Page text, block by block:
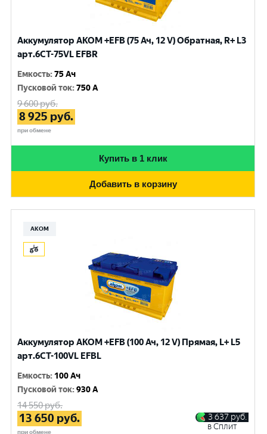
Аккумулятор AKOM +EFB (75 Ач, 12 V) Обратная, R+ L3
арт.6СТ-75VL EFBR
Емкость:75 Ач
Пусковой ток:750 A
9 600руб.
8 925 руб.
при обмене
Купить в 1 клик
Добавить в корзину
АКОМ
Аккумулятор AKOM +EFB (100 Ач, 12 V) Прямая, L+ L5
арт.6СТ-100VL EFBL
Емкость: 100 Ач
Пусковой ток:930 A
14 550руб.
13 650 руб.
при обмене
3 637 руб.
в Сплит